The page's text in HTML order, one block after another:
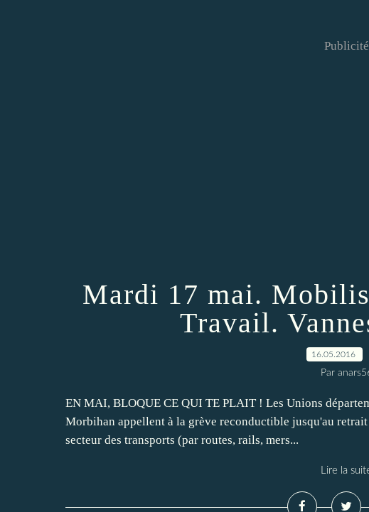
Publicité
Mardi 17 mai.
Travail.
16.05.2016
Par
EN MAI, BLOQUE CE QUI TE PLAIT ! Les Unions
Morbihan appellent à la grève reconductible jusqu'au
secteur des transports (par routes, rails, mers...
Lire la